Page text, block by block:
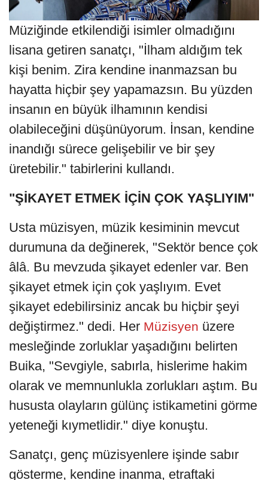
Müziğinde etkilendiği isimler olmadığını
lisana getiren sanatçı, "İlham aldığım tek
kişi benim. Zira kendine inanmazsan bu
hayatta hiçbir şey yapamazsın. Bu yüzden
insanın en büyük ilhamının kendisi
olabileceğini düşünüyorum. İnsan, kendine
inandığı sürece gelişebilir ve bir şey
üretebilir." tabirlerini kullandı.
"ŞİKAYET ETMEK İÇİN ÇOK YAŞLIYIM"
Usta müzisyen, müzik kesiminin mevcut
durumuna da değinerek, "Sektör bence çok
âlâ. Bu mevzuda şikayet edenler var. Ben
şikayet etmek için çok yaşlıyım. Evet
şikayet edebilirsiniz ancak bu hiçbir şeyi
değiştirmez." dedi. Her Müzisyen üzere
mesleğinde zorluklar yaşadığını belirten
Buika, "Sevgiyle, sabırla, hislerime hakim
olarak ve memnunlukla zorlukları aştım. Bu
hususta olayların gülünç istikametini görme
yeteneği kıymetlidir." diye konuştu.
Sanatçı, genç müzisyenlere işinde sabır
gösterme, kendine inanma, etraftaki